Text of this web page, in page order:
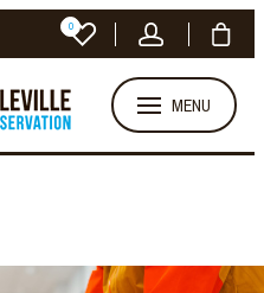
0
MENU